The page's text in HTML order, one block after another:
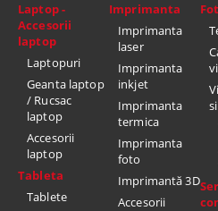
Laptop -
Accesorii
laptop
Laptopuri
Geanta laptop
/ Rucsac
laptop
Accesorii
laptop
Tableta
Tablete
Imprimanta
Imprimanta
laser
Imprimanta
inkjet
Imprimanta
termica
Imprimanta
foto
Imprimantă 3D
Accesorii